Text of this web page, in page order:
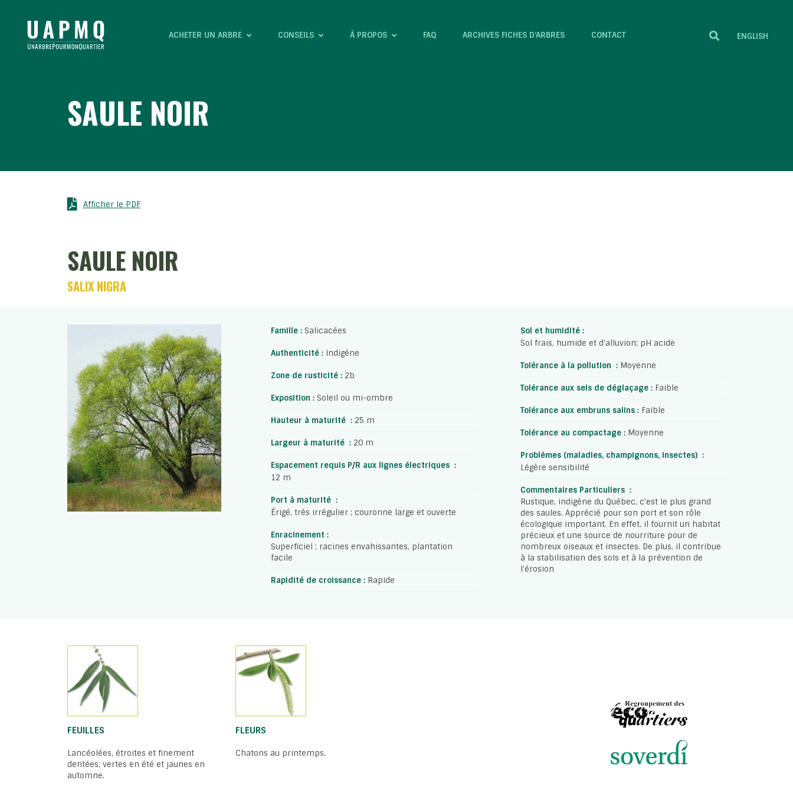
ACHETER UN ARBRE CONSEILS À PROPOS FAQ ARCHIVES FICHES D’ARBRES CONTACT ENGLISH
SAULE NOIR
Afficher le PDF
SAULE NOIR
SALIX NIGRA
Famille : Salicacées
Authenticité : Indigène
Zone de rusticité : 2b
Exposition : Soleil ou mi-ombre
Hauteur à maturité : 25 m
Largeur à maturité : 20 m
Espacement requis P/R aux lignes électriques :
12 m
Port à maturité :
Érigé, très irrégulier ; couronne large et ouverte
Enracinement :
Superficiel ; racines envahissantes, plantation
facile
Rapidité de croissance : Rapide
Sol et humidité :
Sol frais, humide et d’alluvion; pH acide
Tolérance à la pollution : Moyenne
Tolérance aux sels de déglaçage : Faible
Tolérance aux embruns salins : Faible
Tolérance au compactage : Moyenne
Problèmes (maladies, champignons, insectes) :
Légère sensibilité
Commentaires Particuliers :
Rustique, indigène du Québec, c'est le plus grand
des saules. Apprécié pour son port et son rôle
écologique important. En effet, il fournit un habitat
précieux et une source de nourriture pour de
nombreux oiseaux et insectes. De plus, il contribue
à la stabilisation des sols et à la prévention de
l'érosion
FEUILLES
Lancéolées, étroites et finement
dentées, vertes en été et jaunes en
automne.
FLEURS
Chatons au printemps.